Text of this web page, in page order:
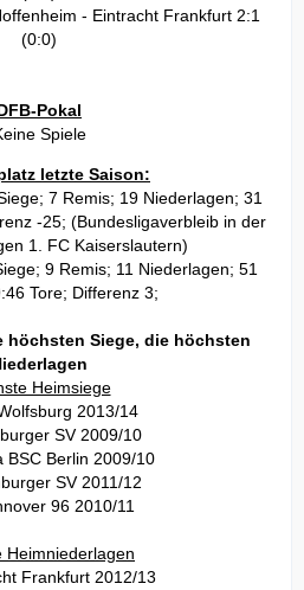
- Eintracht Frankfurt 2:1
(0:0)
Pokal
Spiele
letzte Saison:
7 Remis; 19 Niederlagen; 31
-25; (Bundesligaverbleib in der
1. FC Kaiserslautern)
9 Remis; 11 Niederlagen; 51
Tore; Differenz 3;
höchsten Siege, die höchsten
Heimsiege
2013/14
SV 2009/10
BSC Berlin 2009/10
SV 2011/12
96 2010/11
Heimniederlagen
Frankfurt 2012/13